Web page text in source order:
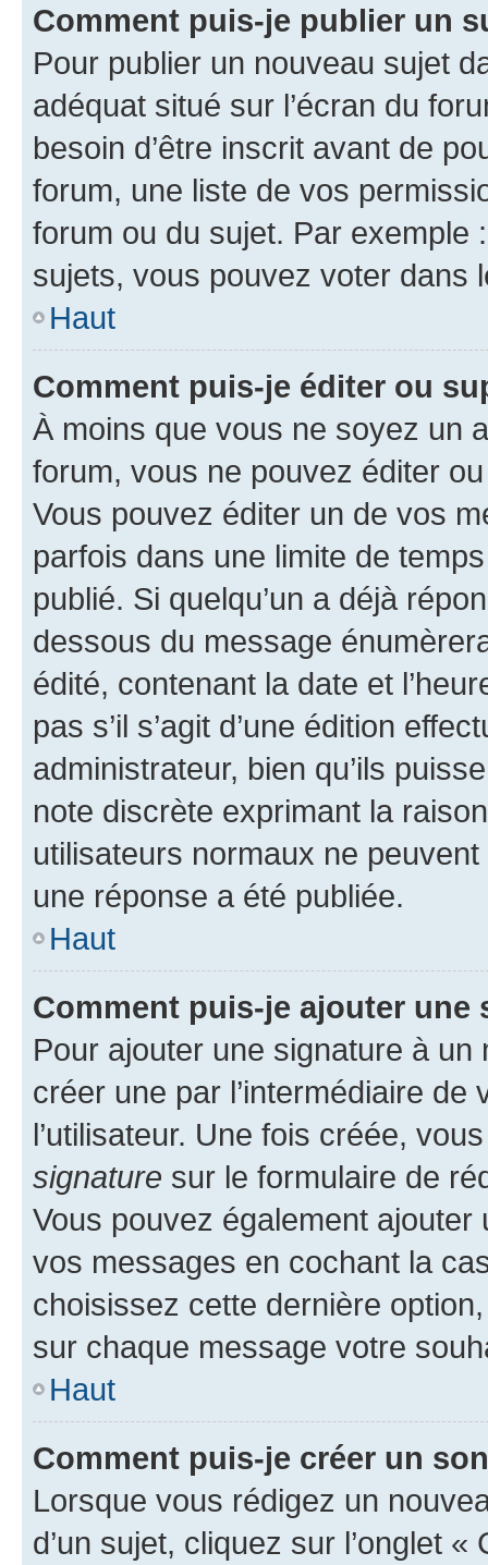
Comment puis-je publier un
Pour publier un nouveau sujet
adéquat situé sur l’écran du
besoin d’être inscrit avant de
forum, une liste de vos
forum ou du sujet. Par exemple
sujets, vous pouvez voter dans
Haut
Comment puis-je éditer ou
À moins que vous ne soyez un
forum, vous ne pouvez éditer
Vous pouvez éditer un de vos
parfois dans une limite de
publié. Si quelqu’un a déjà
dessous du message
édité, contenant la date et
pas s’il s’agit d’une édition
administrateur, bien qu’ils
note discrète exprimant la
utilisateurs normaux ne
une réponse a été publiée.
Haut
Comment puis-je ajouter une
Pour ajouter une signature à un
créer une par l’intermédiaire
l’utilisateur. Une fois créée,
signature sur le formulaire de
Vous pouvez également
vos messages en cochant la
choisissez cette dernière
sur chaque message votre
Haut
Comment puis-je créer un
Lorsque vous rédigez un
d’un sujet, cliquez sur l’onglet